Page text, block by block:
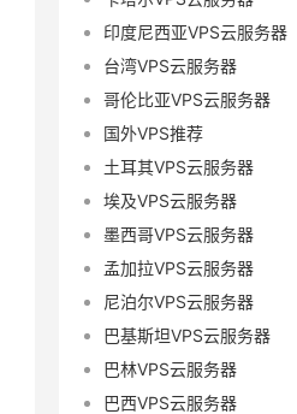
印度尼西亚VPS云服务器
台湾VPS云服务器
哥伦比亚VPS云服务器
国外VPS推荐
土耳其VPS云服务器
埃及VPS云服务器
墨西哥VPS云服务器
孟加拉VPS云服务器
尼泊尔VPS云服务器
巴基斯坦VPS云服务器
巴林VPS云服务器
巴西VPS云服务器